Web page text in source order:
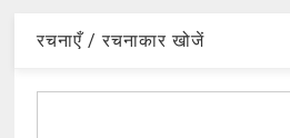
रचनाएँ / रचनाकार खोजें